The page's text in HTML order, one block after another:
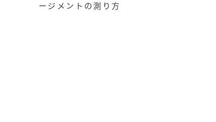
ージメントの測り方